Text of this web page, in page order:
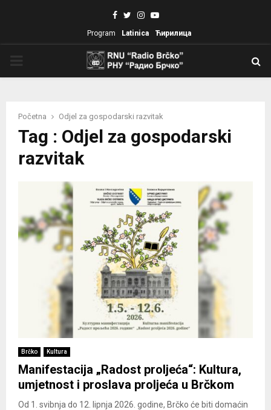
Facebook
TwitterInstagram
Youtube
Program Latinica Ћирилица
Početna Odjel za gospodarski razvitak
Tag : Odjel za gospodarski
razvitak
Brčko Kultura
Manifestacija „Radost proljeća“: Kultura,
umjetnost i proslava proljeća u Brčkom
Od 1. svibnja do 12. lipnja 2026. godine, Brčko će biti domaćin